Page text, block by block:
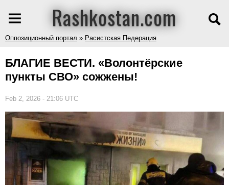
Rashkostan.com
Оппозиционный портал » Расистская Педерация
БЛАГИЕ ВЕСТИ. «Волонтёрские
пункты СВО» сожжены!
Feb 2, 2026 - 21:06 UTC